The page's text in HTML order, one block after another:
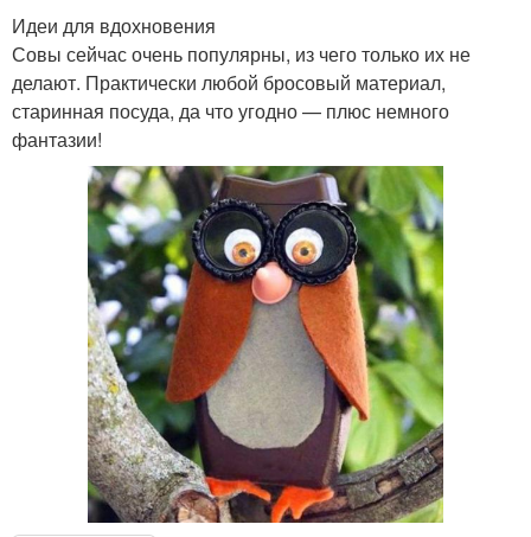
Идеи для вдохновения
Совы сейчас очень популярны, из чего только их не
делают. Практически любой бросовый материал,
старинная посуда, да что угодно — плюс немного
фантазии!